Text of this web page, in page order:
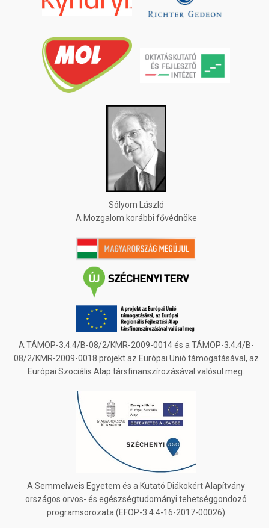
Sólyom László
A Mozgalom korábbi fővédnöke
A TÁMOP-3.4.4/B-08/2/KMR-2009-0014 és a TÁMOP-3.4.4/B-
08/2/KMR-2009-0018 projekt az Európai Unió támogatásával, az
Európai Szociális Alap társfinanszírozásával valósul meg.
A Semmelweis Egyetem és a Kutató Diákokért Alapítvány
országos orvos- és egészségtudományi tehetséggondozó
programsorozata (EFOP-3.4.4-16-2017-00026)